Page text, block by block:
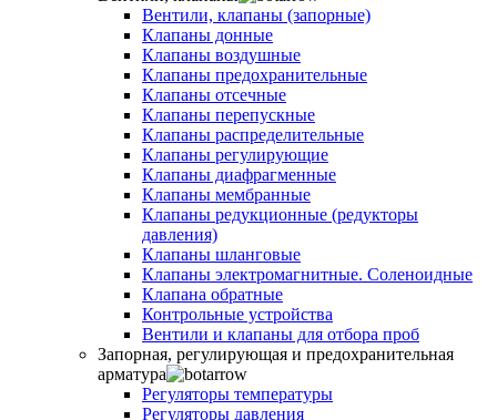
Вентили, клапаны (запорные)
Клапаны донные
Клапаны воздушные
Клапаны предохранительные
Клапаны отсечные
Клапаны перепускные
Клапаны распределительные
Клапаны регулирующие
Клапаны диафрагменные
Клапаны мембранные
Клапаны редукционные (редукторы
давления)
Клапаны шланговые
Клапаны электромагнитные. Соленоидные
Клапана обратные
Контрольные устройства
Вентили и клапаны для отбора проб
Запорная, регулирующая и предохранительная
арматура
Регуляторы температуры
Регуляторы давления